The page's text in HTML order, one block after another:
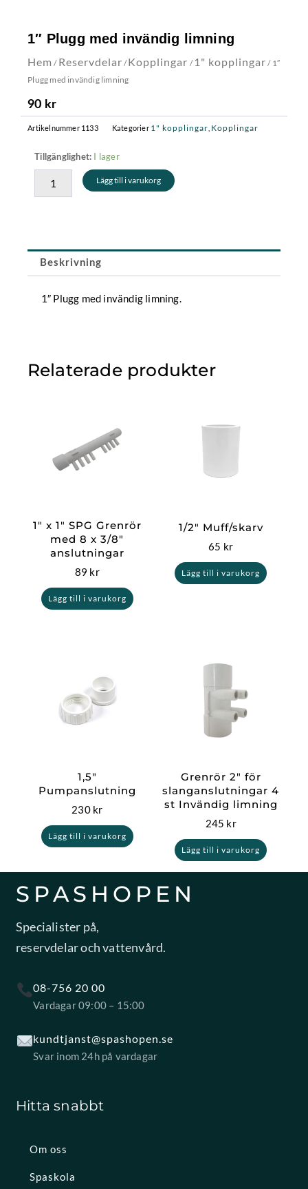
1″ Plugg med invändig limning
Hem / Reservdelar /Kopplingar / 1" kopplingar / 1″
Plugg med invändig limning
90 kr
Artikelnummer 1133 Kategorier 1" kopplingar Kopplingar
Tillgänglighet: I lager
1"
Plugg
med
invändig
Lägg till i varukorg
Beskrivning
1″ Plugg med invändig limning.
Relaterade produkter
1″ x 1″ SPG Grenrör
med 8 x 3/8″
anslutningar
89 kr
Lägg till i varukorg
1/2″ Muff/skarv
65 kr
Lägg till i varukorg
1,5″
Pumpanslutning
230 kr
Lägg till i varukorg
Grenrör 2″ för
slanganslutningar 4
st Invändig limning
245 kr
Lägg till i varukorg
SPASHOPEN
Specialister på,
reservdelar och vattenvård.
08-756 20 00
Vardagar 09:00 – 15:00
kundtjanst@spashopen.se
Svar inom 24h på vardagar
Hitta snabbt
Om oss
Spaskola